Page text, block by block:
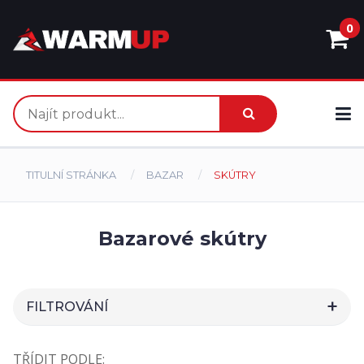
0
TITULNÍ STRÁNKA BAZAR SKÚTRY
Bazarové skútry
FILTROVÁNÍ
TŘÍDIT PODLE: